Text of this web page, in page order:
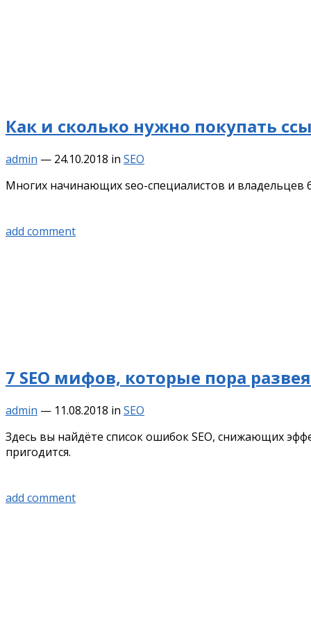
Как и сколько нужно покупать
admin — 24.10.2018 in SEO
Многих начинающих seo-специалистов и владельцев
add comment
7 SEO мифов, которые пора
admin — 11.08.2018 in SEO
Здесь вы найдёте список ошибок SEO, снижающих
пригодится.
add comment